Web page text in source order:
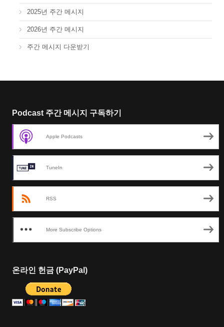
2025년 주간 메시지
2026년 주간 메시지
주간 메시지 다운받기
Podcast 주간 메시지 구독하기
Apple Podcasts
TuneIn
RSS
More Subscribe Options
온라인 헌금 (PayPal)